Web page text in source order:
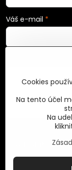
Váš e-mail *
Cookies
Na tento účel
Na